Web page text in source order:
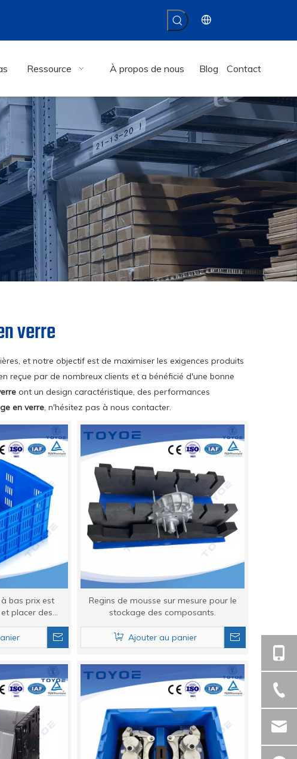
Ressource À propos de nous Blog Contact
verre
et notre objectif est de maximiser les exigences produits
reçue par de nombreux clients et a bénéficié d'une bonne
ont un design caractéristique, des performances
en verre, n'hésitez pas à nous contacter.
bas prix est
placer des
et la vente
Regins de mousse sur mesure pour le
stockage des composants.
Ajouter au panier